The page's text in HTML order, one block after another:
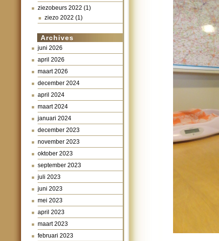
ziezobeurs 2022 (1)
ziezo 2022 (1)
Archives
juni 2026
april 2026
maart 2026
december 2024
april 2024
maart 2024
januari 2024
december 2023
november 2023
oktober 2023
september 2023
juli 2023
juni 2023
mei 2023
april 2023
maart 2023
februari 2023